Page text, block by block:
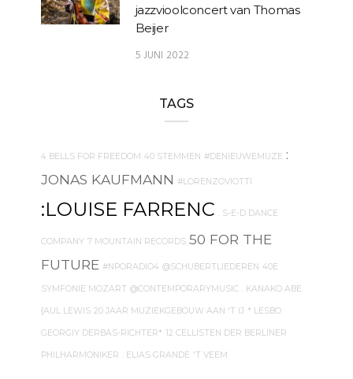
jazzvioolconcert van Thomas
Beijer
5 JUNI 2022
TAGS
4 BELLS FOR FREEDOM 40 STEMMEN #DENIEUWEMUZE :
JONAS KAUFMANN #LORENZOVIOTTI
:LOUISE FARRENC . S-E-D DANCE
COMPANY 7 MOUNTAIN RECORDS 50 FOR THE
FUTURE #NPORADIO4 @SCHUBERTLIEDEREN 40E
SYMFONIE MOZART @CONTEMPORARYMUSIC . KANAKO ABE
{AUL LEWIS 20 JAAR MUZIEKGEBOUW AAN 'T IJ * LESBO
GEORGIY DERBAS-RICHTER* 12 CELLISTEN DER BERLINER
PHILHARMONIKER . ELIAS GRANDE 'T VEEM